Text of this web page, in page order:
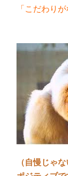
「こだわり
（自慢じゃ